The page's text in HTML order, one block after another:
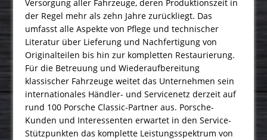
Versorgung aller Fahrzeuge, deren Produktionszeit in
der Regel mehr als zehn Jahre zurückliegt. Das
umfasst alle Aspekte von Pflege und technischer
Literatur über Lieferung und Nachfertigung von
Originalteilen bis hin zur kompletten Restaurierung.
Für die Betreuung und Wiederaufbereitung
klassischer Fahrzeuge weitet das Unternehmen sein
internationales Händler- und Servicenetz derzeit auf
rund 100 Porsche Classic-Partner aus. Porsche-
Kunden und Interessenten erwartet in den Service-
Stützpunkten das komplette Leistungsspektrum von